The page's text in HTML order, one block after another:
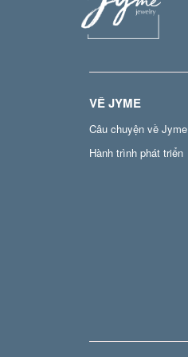
VỀ JYME
Câu chuyện về Jyme
Hành trình phát triển